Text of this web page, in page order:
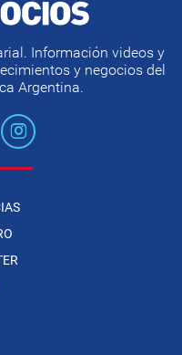
Información videos y
y negocios del
Argentina.